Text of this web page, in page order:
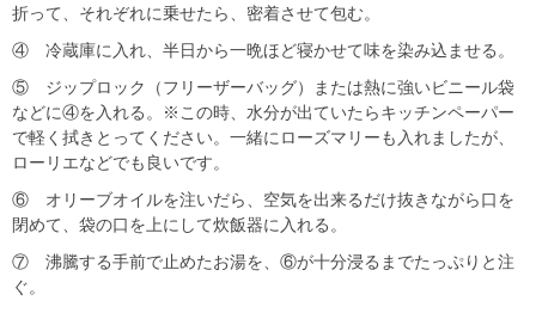
折って、それぞれに乗せたら、密着させて包む。
④ 冷蔵庫に入れ、半日から一晩ほど寝かせて味を染み込ませる。
⑤ ジップロック（フリーザーバッグ）または熱に強いビニール袋
などに④を入れる。※この時、水分が出ていたらキッチンペーパー
で軽く拭きとってください。一緒にローズマリーも入れましたが、
ローリエなどでも良いです。
⑥ オリーブオイルを注いだら、空気を出来るだけ抜きながら口を
閉めて、袋の口を上にして炊飯器に入れる。
⑦ 沸騰する手前で止めたお湯を、⑥が十分浸るまでたっぷりと注
ぐ。